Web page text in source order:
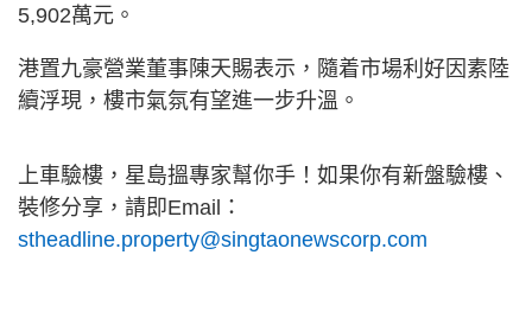
5,902萬元。
港置九豪營業董事陳天賜表示，隨着市場利好因素陸
續浮現，樓市氣氛有望進一步升溫。
上車驗樓，星島搵專家幫你手！如果你有新盤驗樓、
裝修分享，請即Email：
stheadline.property@singtaonewscorp.com